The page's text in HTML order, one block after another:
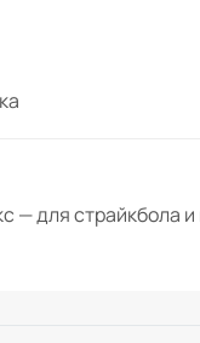
— для страйкбола